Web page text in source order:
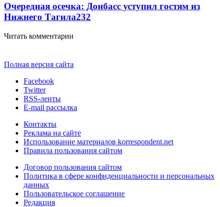
Очередная осечка: Донбасс уступил гостям из
Нижнего Тагила232
Читать комментарии
Полная версия сайта
Facebook
Twitter
RSS-ленты
E-mail рассылка
Контакты
Реклама на сайте
Использование материалов korrespondent.net
Правила пользования сайтом
Договор пользования сайтом
Политика в сфере конфиденциальности и персональных
данных
Пользовательское соглашение
Редакция